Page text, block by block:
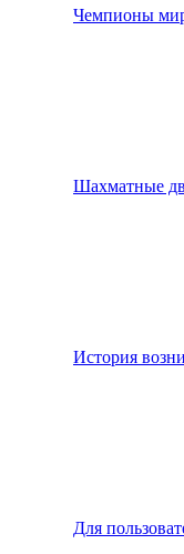
Чемпионы
Шахматные
История
Для